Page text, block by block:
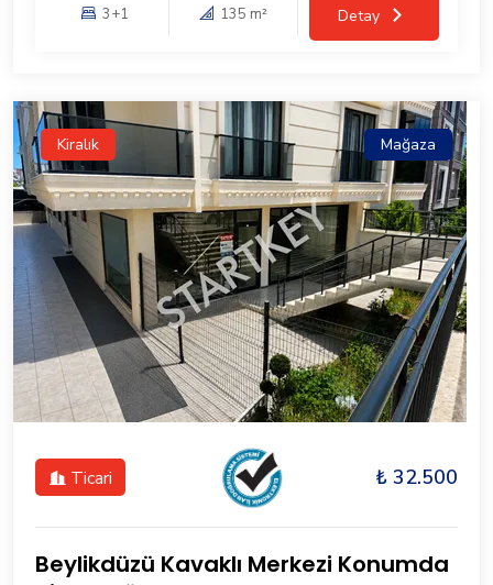
3+1 135 m² Detay
Kiralık Mağaza
Ticari ₺ 32.500
Beylikdüzü Kavaklı Merkezi Konumda